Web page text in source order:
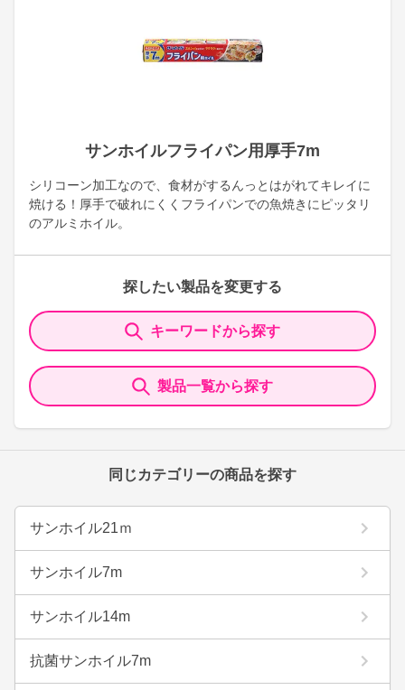
サンホイルフライパン用厚手7m
シリコーン加工なので、食材がするんっとはがれてキレイに
焼ける！厚手で破れにくくフライパンでの魚焼きにピッタリ
のアルミホイル。
探したい製品を変更する
キーワードから探す
製品一覧から探す
同じカテゴリーの商品を探す
サンホイル21ｍ
サンホイル7m
サンホイル14m
抗菌サンホイル7m